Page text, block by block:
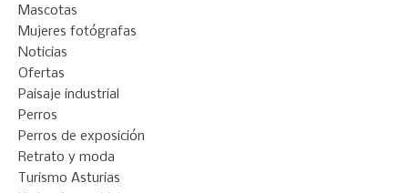
Mascotas
Mujeres fotógrafas
Noticias
Ofertas
Paisaje industrial
Perros
Perros de exposición
Retrato y moda
Turismo Asturias